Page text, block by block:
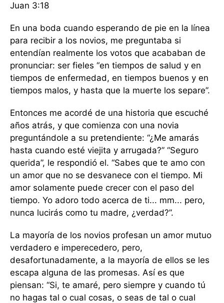
Juan 3:18
En una boda cuando esperando de pie en la línea
para recibir a los novios, me preguntaba si
entendían realmente los votos que acababan de
pronunciar: ser fieles “en tiempos de salud y en
tiempos de enfermedad, en tiempos buenos y en
tiempos malos, y hasta que la muerte los separe”.
Entonces me acordé de una historia que escuché
años atrás, y que comienza con una novia
preguntándole a su pretendiente: “¿Me amarás
hasta cuando esté viejita y arrugada?” “Seguro
querida”, le respondió el. “Sabes que te amo con
un amor que no se desvanece con el tiempo. Mi
amor solamente puede crecer con el paso del
tiempo. Yo adoro todo acerca de ti... mm... pero,
nunca lucirás como tu madre, ¿verdad?”.
La mayoría de los novios profesan un amor mutuo
verdadero e imperecedero, pero,
desafortunadamente, a la mayoría de ellos se les
escapa alguna de las promesas. Así es que
piensan: “Si, te amaré, pero siempre y cuando tú
no hagas tal o cual cosas, o seas de tal o cual